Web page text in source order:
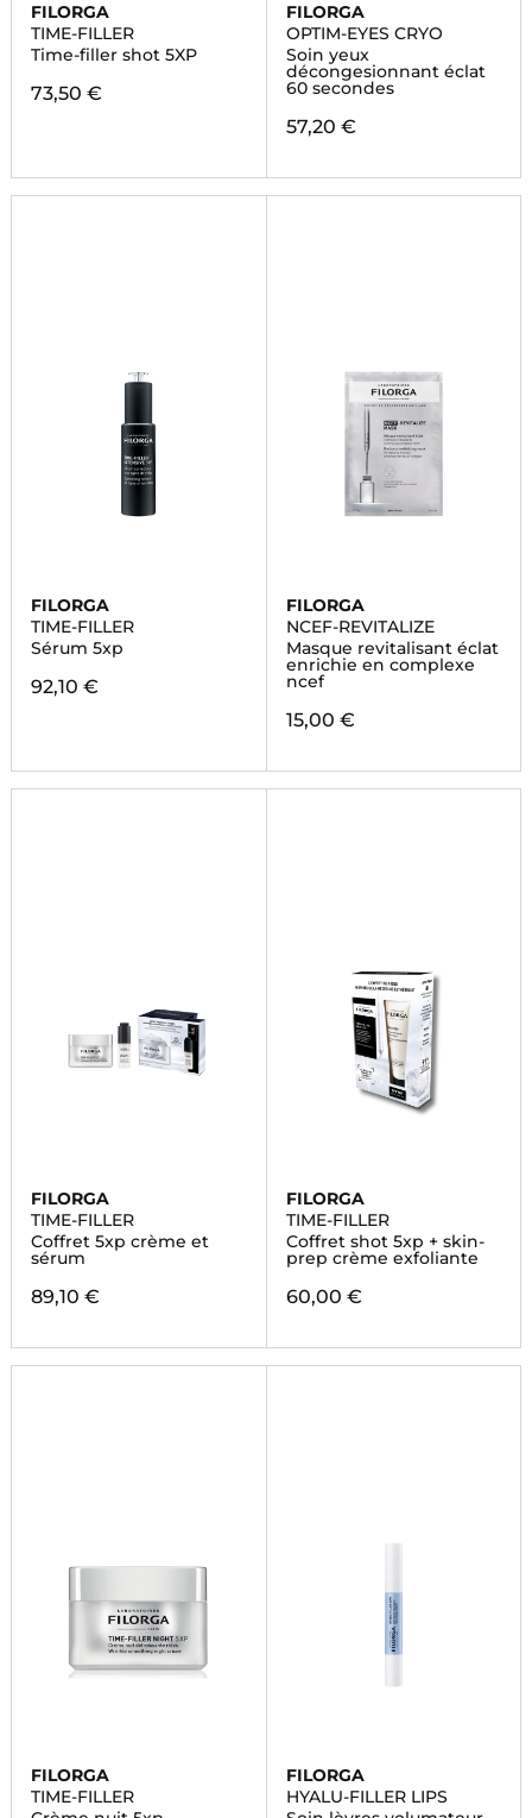
FILORGA
TIME-FILLER
Time-filler shot 5XP
73,50 €
FILORGA
OPTIM-EYES CRYO
Soin yeux
décongesionnant éclat
60 secondes
57,20 €
FILORGA
TIME-FILLER
Sérum 5xp
92,10 €
FILORGA
NCEF-REVITALIZE
Masque revitalisant éclat
enrichie en complexe
ncef
15,00 €
FILORGA
TIME-FILLER
Coffret 5xp crème et
sérum
89,10 €
FILORGA
TIME-FILLER
Coffret shot 5xp + skin-
prep crème exfoliante
60,00 €
FILORGA
TIME-FILLER
FILORGA
HYALU-FILLER LIPS